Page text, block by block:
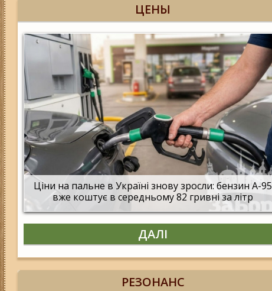
ЦЕНЫ
Ціни на пальне в Україні знову зросли: бензин А-95
вже коштує в середньому 82 гривні за літр
ДАЛІ
РЕЗОНАНС